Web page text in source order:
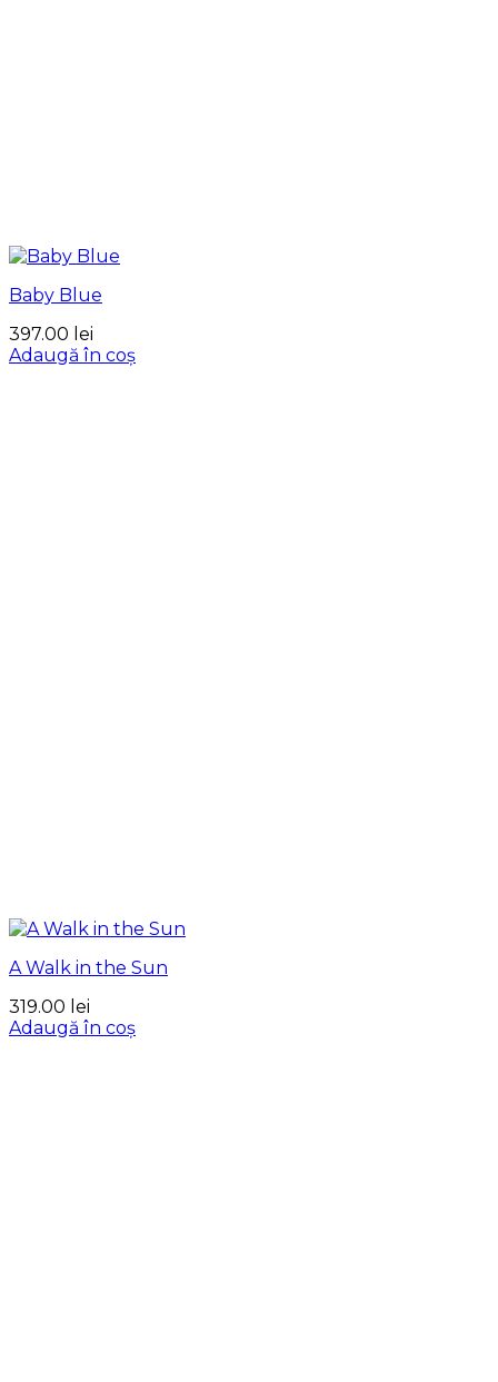
Baby Blue
397.00 lei
Adaugă în coș
A Walk in the Sun
319.00 lei
Adaugă în coș